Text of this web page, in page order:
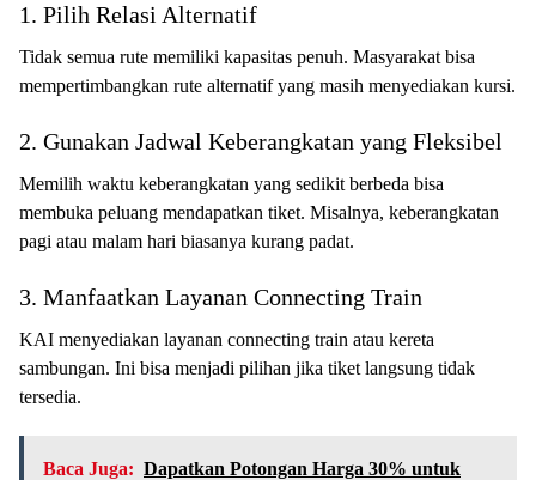
1. Pilih Relasi Alternatif
Tidak semua rute memiliki kapasitas penuh. Masyarakat bisa
mempertimbangkan rute alternatif yang masih menyediakan kursi.
2. Gunakan Jadwal Keberangkatan yang Fleksibel
Memilih waktu keberangkatan yang sedikit berbeda bisa
membuka peluang mendapatkan tiket. Misalnya, keberangkatan
pagi atau malam hari biasanya kurang padat.
3. Manfaatkan Layanan Connecting Train
KAI menyediakan layanan connecting train atau kereta
sambungan. Ini bisa menjadi pilihan jika tiket langsung tidak
tersedia.
Baca Juga: Dapatkan Potongan Harga 30% untuk